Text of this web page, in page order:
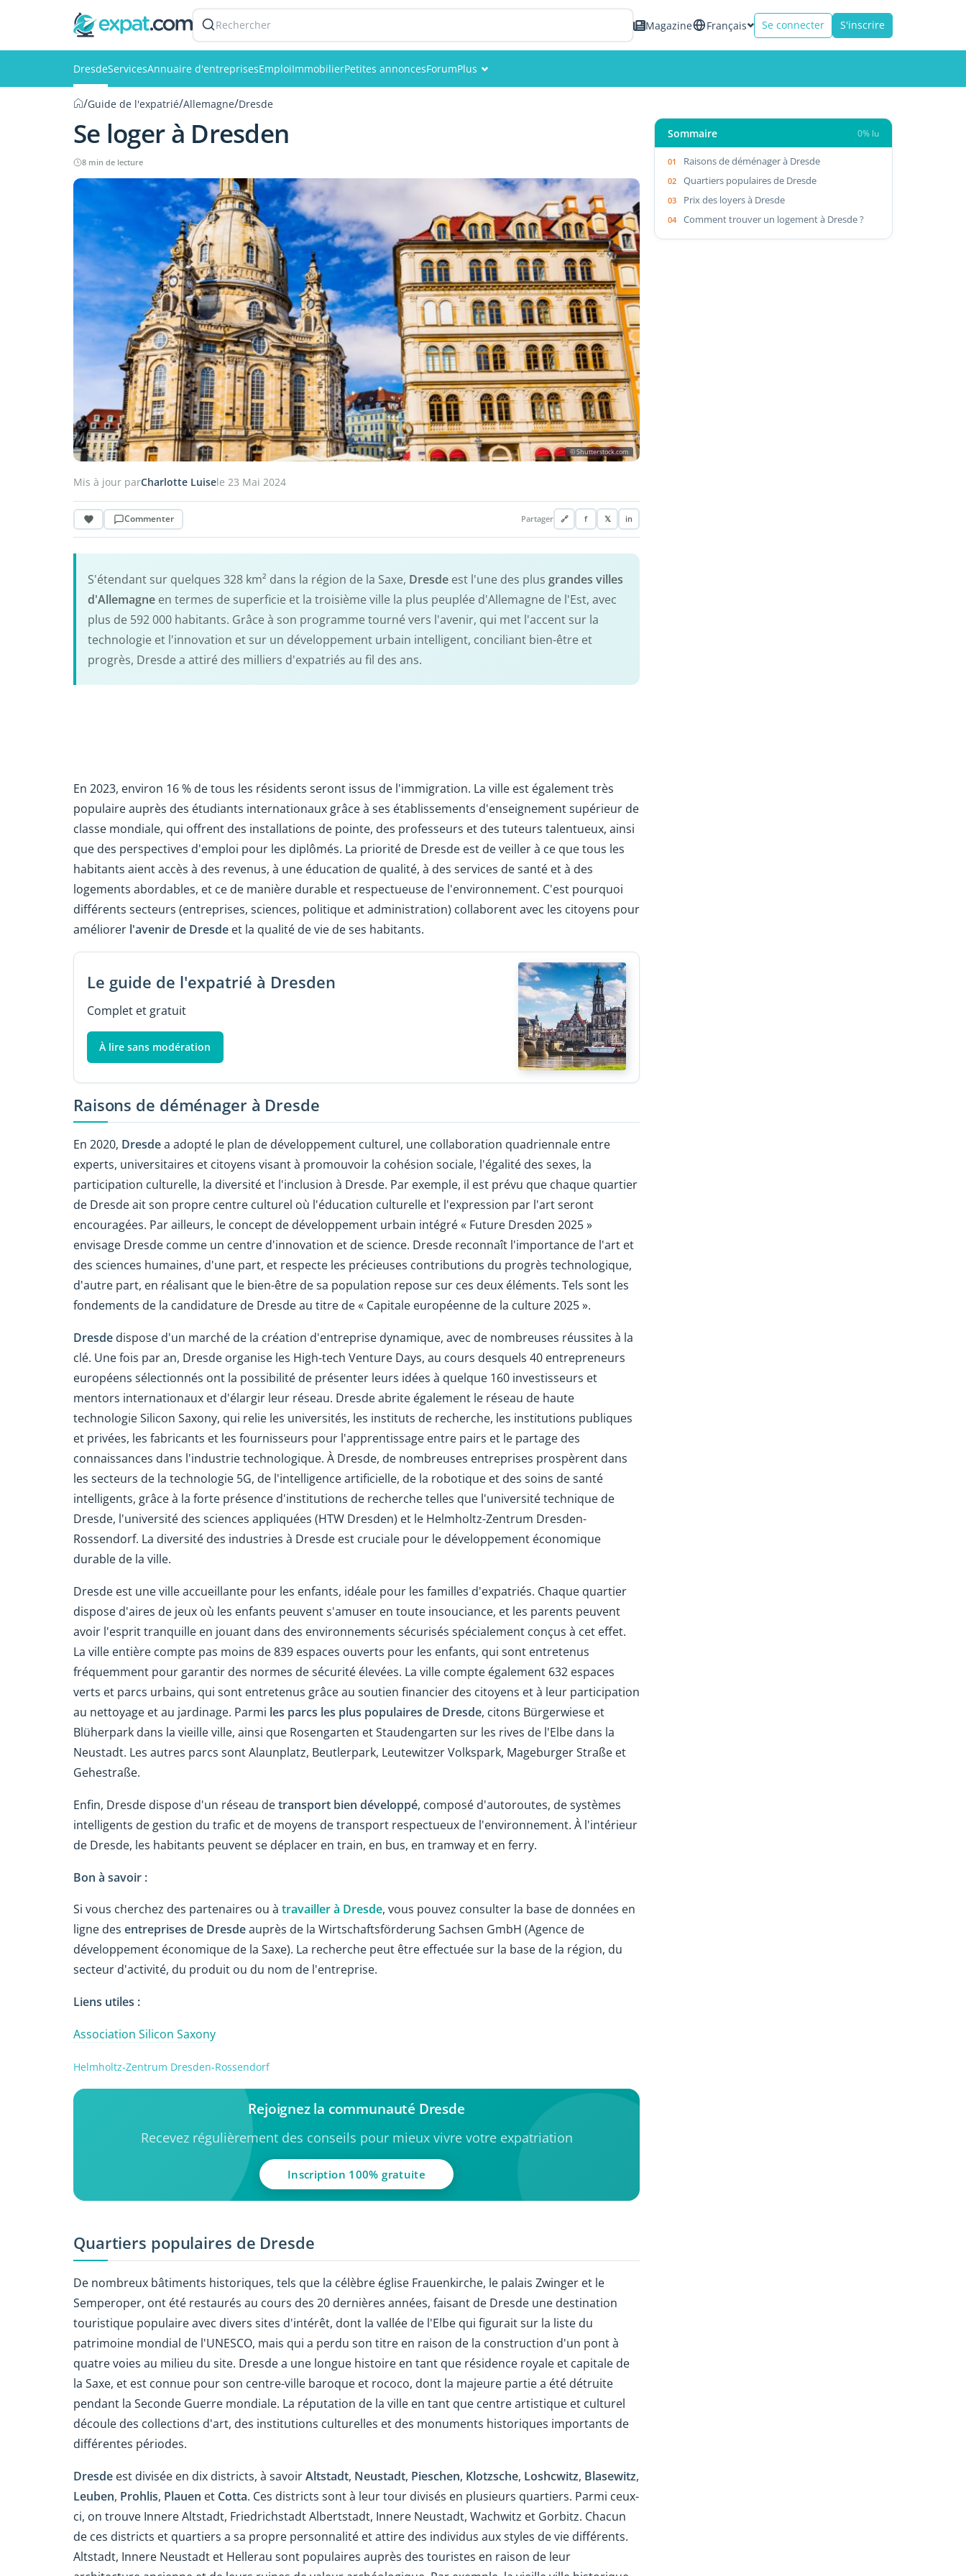
Rechercher Magazine Français Se connecter S'inscrire
DresdeServicesAnnuaire d'entreprisesEmploiImmobilierPetites annoncesForumPlus
/Guide de l'expatrié/Allemagne/Dresde
Se loger à Dresden
8 min de lecture
© Shutterstock.com
Mis à jour parCharlotte Luisele 23 Mai 2024
Commenter Partager 🔗 f 𝕏 in
S'étendant sur quelques 328 km² dans la région de la Saxe, Dresde est l'une des plus grandes villes
d'Allemagne en termes de superficie et la troisième ville la plus peuplée d'Allemagne de l'Est, avec
plus de 592 000 habitants. Grâce à son programme tourné vers l'avenir, qui met l'accent sur la
technologie et l'innovation et sur un développement urbain intelligent, conciliant bien-être et
progrès, Dresde a attiré des milliers d'expatriés au fil des ans.
En 2023, environ 16 % de tous les résidents seront issus de l'immigration. La ville est également très
populaire auprès des étudiants internationaux grâce à ses établissements d'enseignement supérieur de
classe mondiale, qui offrent des installations de pointe, des professeurs et des tuteurs talentueux, ainsi
que des perspectives d'emploi pour les diplômés. La priorité de Dresde est de veiller à ce que tous les
habitants aient accès à des revenus, à une éducation de qualité, à des services de santé et à des
logements abordables, et ce de manière durable et respectueuse de l'environnement. C'est pourquoi
différents secteurs (entreprises, sciences, politique et administration) collaborent avec les citoyens pour
améliorer l'avenir de Dresde et la qualité de vie de ses habitants.
Le guide de l'expatrié à Dresden
Complet et gratuit
À lire sans modération
Raisons de déménager à Dresde
En 2020, Dresdea adopté le plan de développement culturel, une collaboration quadriennale entre
experts, universitaires et citoyens visant à promouvoir la cohésion sociale, l'égalité des sexes, la
participation culturelle, la diversité et l'inclusion à Dresde. Par exemple, il est prévu que chaque quartier
de Dresde ait son propre centre culturel où l'éducation culturelle et l'expression par l'art seront
encouragées. Par ailleurs, le concept de développement urbain intégré « Future Dresden 2025 »
envisage Dresde comme un centre d'innovation et de science. Dresde reconnaît l'importance de l'art et
des sciences humaines, d'une part, et respecte les précieuses contributions du progrès technologique,
d'autre part, en réalisant que le bien-être de sa population repose sur ces deux éléments. Tels sont les
fondements de la candidature de Dresde au titre de « Capitale européenne de la culture 2025 ».
Dresde dispose d'un marché de la création d'entreprise dynamique, avec de nombreuses réussites à la
clé. Une fois par an, Dresde organise les High-tech Venture Days, au cours desquels 40 entrepreneurs
européens sélectionnés ont la possibilité de présenter leurs idées à quelque 160 investisseurs et
mentors internationaux et d'élargir leur réseau. Dresde abrite également le réseau de haute
technologie Silicon Saxony, qui relie les universités, les instituts de recherche, les institutions publiques
et privées, les fabricants et les fournisseurs pour l'apprentissage entre pairs et le partage des
connaissances dans l'industrie technologique. À Dresde, de nombreuses entreprises prospèrent dans
les secteurs de la technologie 5G, de l'intelligence artificielle, de la robotique et des soins de santé
intelligents, grâce à la forte présence d'institutions de recherche telles que l'université technique de
Dresde, l'université des sciences appliquées (HTW Dresden) et le Helmholtz-Zentrum Dresden-
Rossendorf. La diversité des industries à Dresde est cruciale pour le développement économique
durable de la ville.
Dresde est une ville accueillante pour les enfants, idéale pour les familles d'expatriés. Chaque quartier
dispose d'aires de jeux où les enfants peuvent s'amuser en toute insouciance, et les parents peuvent
avoir l'esprit tranquille en jouant dans des environnements sécurisés spécialement conçus à cet effet.
La ville entière compte pas moins de 839 espaces ouverts pour les enfants, qui sont entretenus
fréquemment pour garantir des normes de sécurité élevées. La ville compte également 632 espaces
verts et parcs urbains, qui sont entretenus grâce au soutien financier des citoyens et à leur participation
au nettoyage et au jardinage. Parmi les parcs les plus populaires de Dresde, citons Bürgerwiese et
Blüherpark dans la vieille ville, ainsi que Rosengarten et Staudengarten sur les rives de l'Elbe dans la
Neustadt. Les autres parcs sont Alaunplatz, Beutlerpark, Leutewitzer Volkspark, Mageburger Straße et
Gehestraße.
Enfin, Dresde dispose d'un réseau detransport bien développé, composé d'autoroutes, de systèmes
intelligents de gestion du trafic et de moyens de transport respectueux de l'environnement. À l'intérieur
de Dresde, les habitants peuvent se déplacer en train, en bus, en tramway et en ferry.
Bon à savoir :
Si vous cherchez des partenaires ou à travailler à Dresde, vous pouvez consulter la base de données en
ligne des entreprises de Dresdeauprès de la Wirtschaftsförderung Sachsen GmbH (Agence de
développement économique de la Saxe). La recherche peut être effectuée sur la base de la région, du
secteur d'activité, du produit ou du nom de l'entreprise.
Liens utiles :
Association Silicon Saxony
Helmholtz-Zentrum Dresden-Rossendorf
Rejoignez la communauté Dresde
Recevez régulièrement des conseils pour mieux vivre votre expatriation
Inscription 100% gratuite
Quartiers populaires de Dresde
De nombreux bâtiments historiques, tels que la célèbre église Frauenkirche, le palais Zwinger et le
Semperoper, ont été restaurés au cours des 20 dernières années, faisant de Dresde une destination
touristique populaire avec divers sites d'intérêt, dont la vallée de l'Elbe qui figurait sur la liste du
patrimoine mondial de l'UNESCO, mais qui a perdu son titre en raison de la construction d'un pont à
quatre voies au milieu du site. Dresde a une longue histoire en tant que résidence royale et capitale de
la Saxe, et est connue pour son centre-ville baroque et rococo, dont la majeure partie a été détruite
pendant la Seconde Guerre mondiale. La réputation de la ville en tant que centre artistique et culturel
découle des collections d'art, des institutions culturelles et des monuments historiques importants de
différentes périodes.
Dresde est divisée en dix districts, à savoirAltstadt, Neustadt, Pieschen, Klotzsche, Loshcwitz, Blasewitz,
Leuben, Prohlis, Plauen et Cotta. Ces districts sont à leur tour divisés en plusieurs quartiers. Parmi ceux-
ci, on trouve Innere Altstadt, Friedrichstadt Albertstadt, Innere Neustadt, Wachwitz et Gorbitz. Chacun
de ces districts et quartiers a sa propre personnalité et attire des individus aux styles de vie différents.
Altstadt, Innere Neustadt et Hellerau sont populaires auprès des touristes en raison de leur
Sommaire 0% lu
Raisons de déménager à Dresde
Quartiers populaires de Dresde
Prix des loyers à Dresde
Comment trouver un logement à Dresde ?